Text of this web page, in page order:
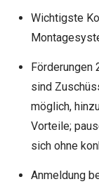
Wichtigste
Förderungen
sind
möglich,
Vorteile;
sich ohne
Anmeldung